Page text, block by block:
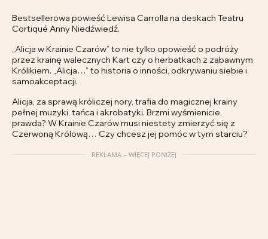
Bestsellerowa powieść Lewisa Carrolla na deskach Teatru
Cortiqué Anny Niedźwiedź.
„Alicja w Krainie Czarów” to nie tylko opowieść o podróży
przez krainę walecznych Kart czy o herbatkach z zabawnym
Królikiem. „Alicja…” to historia o inności, odkrywaniu siebie i
samoakceptacji.
Alicja, za sprawą króliczej nory, trafia do magicznej krainy
pełnej muzyki, tańca i akrobatyki. Brzmi wyśmienicie,
prawda? W Krainie Czarów musi niestety zmierzyć się z
Czerwoną Królową… Czy chcesz jej pomóc w tym starciu?
REKLAMA – WIĘCEJ PONIŻEJ